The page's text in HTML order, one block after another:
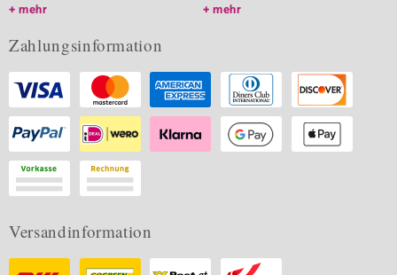
mehr
mehr
Zahlungsinformation
Versandinformation